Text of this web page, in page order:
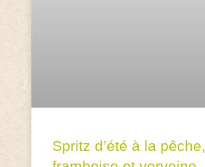
Spritz d’été à la pêche,